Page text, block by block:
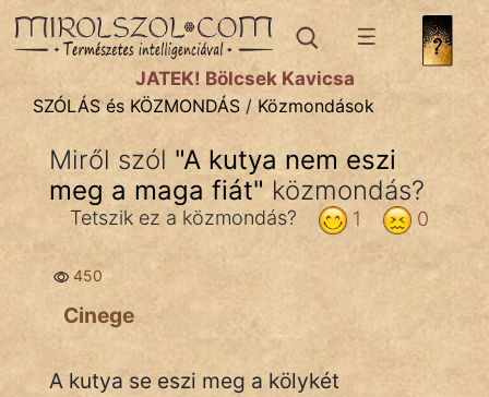
SZÓLÁS ÉS KÖZMONDÁStémák:
Bibliai
Közmondások
Szállóigék
Szóláscsoportok
Szólások
JÁTÉK! Bölcsek Kavicsa
SZÓLÁS és KÖZMONDÁS / Közmondások
Miről szól "A kutya nem eszi
meg a maga fiát"közmondás?
0
1
Tetszik ez a közmondás?
450
Cinege
A kutya se eszi meg a kölykét